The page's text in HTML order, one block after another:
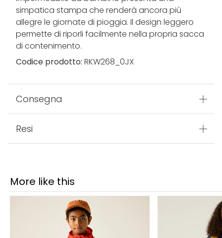
simpatica stampa che renderà ancora più
allegre le giornate di pioggia. Il design leggero
permette di riporli facilmente nella propria sacca
di contenimento.
Codice prodotto: RKW268_0JX
Consegna
Resi
More like this